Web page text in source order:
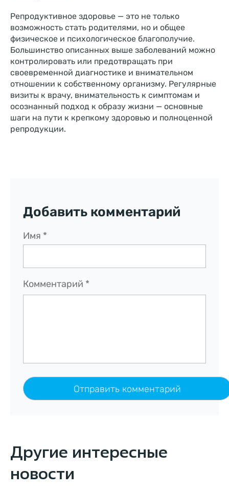
Репродуктивное здоровье — это не только
возможность стать родителями, но и общее
физическое и психологическое благополучие.
Большинство описанных выше заболеваний можно
контролировать или предотвращать при
своевременной диагностике и внимательном
отношении к собственному организму. Регулярные
визиты к врачу, внимательность к симптомам и
осознанный подход к образу жизни — основные
шаги на пути к крепкому здоровью и полноценной
репродукции.
Добавить комментарий
Комментарий *
Имя *
Другие интересные
новости